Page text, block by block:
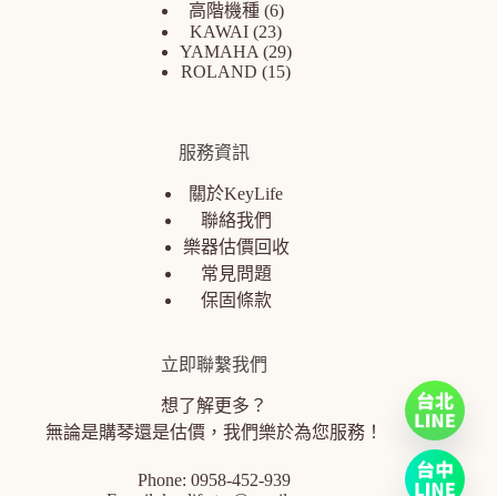
高階機種 6
KAWAI 23
YAMAHA 29
ROLAND
15
服務資訊
關於KeyLife
聯絡我們
樂器估價回收
常見問題
保固條款
立即聯繫我們
想了解更多？
無論是購琴還是估價，我們樂於為您服務！
Phone: 0958-452-939